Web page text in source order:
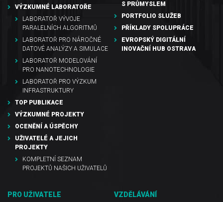
VÝZKUMNÉ LABORATOŘE
LABORATOŘ VÝVOJE
PARALELNÍCH ALGORITMŮ
LABORATOŘ PRO NÁROČNÉ
DATOVÉ ANALÝZY A SIMULACE
LABORATOŘ MODELOVÁNÍ
PRO NANOTECHNOLOGIE
LABORATOŘ PRO VÝZKUM
INFRASTRUKTURY
TOP PUBLIKACE
VÝZKUMNÉ PROJEKTY
OCENĚNÍ A ÚSPĚCHY
UŽIVATELÉ A JEJICH
PROJEKTY
KOMPLETNÍ SEZNAM
PROJEKTŮ NAŠICH UŽIVATELŮ
S PRŮMYSLEM
PORTFOLIO SLUŽEB
PŘÍKLADY SPOLUPRÁCE
EVROPSKÝ DIGITÁLNÍ
INOVAČNÍ HUB OSTRAVA
PRO UŽIVATELE VZDĚLÁVÁNÍ